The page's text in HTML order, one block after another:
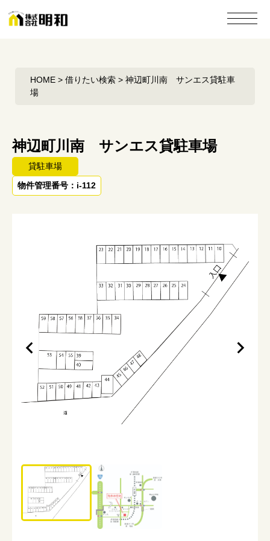
HOME > 借りたい検索 > 神辺町川南 サンエス貸駐車
場
神辺町川南 サンエス貸駐車場
貸駐車場
物件管理番号：i-112